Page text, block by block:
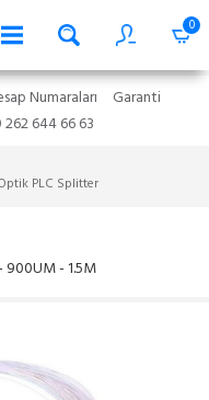
0
Numaraları
Garanti
262 644 66 63
PLC Splitter
900UM - 1.5M